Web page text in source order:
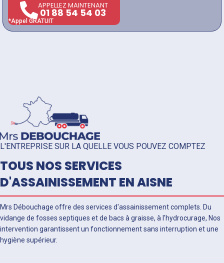
APPELLEZ MAINTENANT
01 88 54 54 03
*Appel GRATUIT
L'ENTREPRISE SUR LA QUELLE VOUS POUVEZ COMPTEZ
TOUS NOS SERVICES
D'ASSAINISSEMENT EN AISNE
Mrs Débouchage offre des services d'assainissement complets. Du
vidange de fosses septiques et de bacs à graisse, à l'hydrocurage, Nos
intervention garantissent un fonctionnement sans interruption et une
hygiène supérieur.